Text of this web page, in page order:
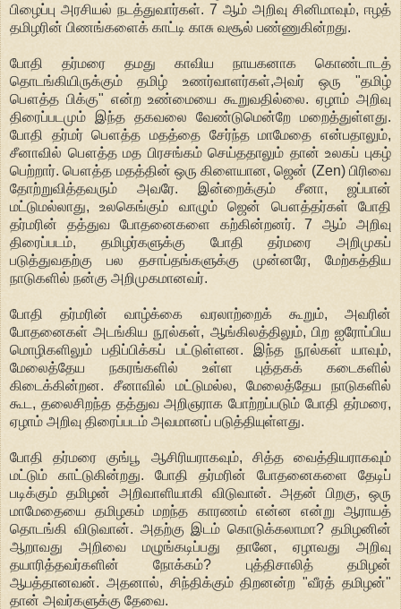
பிழைப்பு அரசியல் நடத்துவார்கள். 7 ஆம் அறிவு சினிமாவும், ஈழத்
தமிழரின் பிணங்களைக் காட்டி காசு வசூல் பண்ணுகின்றது.
போதி தர்மரை தமது காவிய நாயகனாக கொண்டாடத்
தொடங்கியிருக்கும் தமிழ் உணர்வாளர்கள்,அவர் ஒரு "தமிழ்
பௌத்த பிக்கு" என்ற உண்மையை கூறுவதில்லை. ஏழாம் அறிவு
திரைப்படமும் இந்த தகவலை வேண்டுமென்றே மறைத்துள்ளது.
போதி தர்மர் பௌத்த மதத்தை சேர்ந்த மாமேதை என்பதாலும்,
சீனாவில் பௌத்த மத பிரசங்கம் செய்ததாலும் தான் உலகப் புகழ்
பெற்றார். பௌத்த மதத்தின் ஒரு கிளையான, ஜென் (Zen) பிரிவை
தோற்றுவித்தவரும் அவரே. இன்றைக்கும் சீனா, ஜப்பான்
மட்டுமல்லாது, உலகெங்கும் வாழும் ஜென் பௌத்தர்கள் போதி
தர்மரின் தத்துவ போதனைகளை கற்கின்றனர். 7 ஆம் அறிவு
திரைப்படம், தமிழர்களுக்கு போதி தர்மரை அறிமுகப்
படுத்துவதற்கு பல தசாப்தங்களுக்கு முன்னரே, மேற்கத்திய
நாடுகளில் நன்கு அறிமுகமானவர்.
போதி தர்மரின் வாழ்க்கை வரலாற்றைக் கூறும், அவரின்
போதனைகள் அடங்கிய நூல்கள், ஆங்கிலத்திலும், பிற ஐரோப்பிய
மொழிகளிலும் பதிப்பிக்கப் பட்டுள்ளன. இந்த நூல்கள் யாவும்,
மேலைத்தேய நகரங்களில் உள்ள புத்தகக் கடைகளில்
கிடைக்கின்றன. சீனாவில் மட்டுமல்ல, மேலைத்தேய நாடுகளில்
கூட, தலைசிறந்த தத்துவ அறிஞராக போற்றப்படும் போதி தர்மரை,
ஏழாம் அறிவு திரைப்படம் அவமானப் படுத்தியுள்ளது.
போதி தர்மரை குங்பூ ஆசிரியராகவும், சித்த வைத்தியராகவும்
மட்டும் காட்டுகின்றது. போதி தர்மரின் போதனைகளை தேடிப்
படிக்கும் தமிழன் அறிவாளியாகி விடுவான். அதன் பிறகு, ஒரு
மாமேதையை தமிழகம் மறந்த காரணம் என்ன என்று ஆராயத்
தொடங்கி விடுவான். அதற்கு இடம் கொடுக்கலாமா? தமிழனின்
ஆறாவது அறிவை மழுங்கடிப்பது தானே, ஏழாவது அறிவு
தயாரித்தவர்களின் நோக்கம்? புத்திசாலித் தமிழன்
ஆபத்தானவன். அதனால், சிந்திக்கும் திறனன்ற "வீரத் தமிழன்"
தான் அவர்களுக்கு தேவை.